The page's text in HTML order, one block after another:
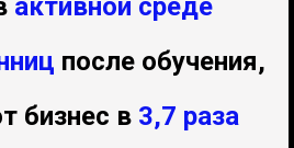
активной среде
после обучения,
бизнес в 3,7 раза